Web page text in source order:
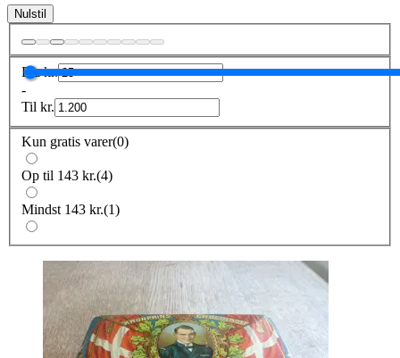
Nulstil
Frakr.
-
Til kr.
Kun gratis varer(0)
Op til 143 kr.(4)
Mindst 143 kr.(1)